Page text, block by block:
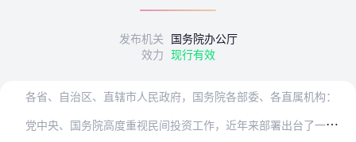
发布机关 国务院办公厅
效力 现行有效
各省、自治区、直辖市人民政府，国务院各部委、各直属机构：
党
中央、国务院高度重视民间投资工作，近年来部署出台了一系列有针对性的政策措施并开展了专项督查，民间投资增速企稳回升。但是，当前民间投资增长仍面临着不少困难和障碍…